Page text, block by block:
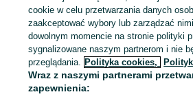
KATEGORIA
ID:959754114
Zadzwoń / SMS
cookie w celu przetwarzania danych
zaakceptować wybory lub zarządzać
dowolnym momencie na stronie polityki
sygnalizowane naszym partnerom i nie
przeglądania. Polityka cookies,
Wraz z naszymi partnerami
zapewnienia: